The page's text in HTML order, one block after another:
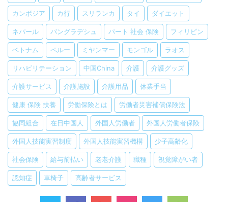
カンボジア カ行 スリランカ タイ ダイエット
ネパール バングラデシュ パート 社会 保険 フィリピン
ベトナム ペルー ミヤンマー モンゴル ラオス
リハビリテーション 中国China 介護 介護グッズ
介護サービス 介護施設 介護用品 休業手当
健康 保険 扶養 労働保険とは 労働者災害補償保険法
協同組合 在日中国人 外国人労働者 外国人労働者保険
外国人技能実習制度 外国人技能実習機構 少子高齢化
社会保険 給与前払い 老老介護 職種 視覚障がい者
認知症 車椅子 高齢者サービス